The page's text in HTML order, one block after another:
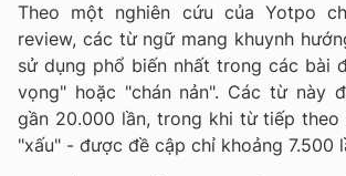
Theo một nghiên cứu của Yotpo
review, các từ ngữ mang khuynh
sử dụng phổ biến nhất trong các bài
vọng" hoặc "chán nản". Các từ này
gần 20.000 lần, trong khi từ tiếp
"xấu" - được đề cập chỉ khoảng 7.500